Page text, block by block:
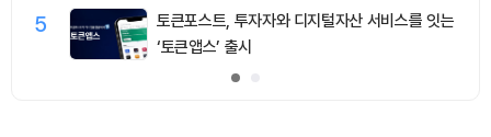
5
토큰포스트, 투자자와 디지털자산 서비스를 잇는
‘토큰앱스’ 출시